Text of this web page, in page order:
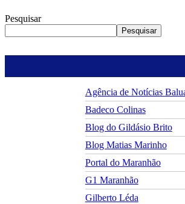
Pesquisar
Pesquisar
Agência de Notícias
Badeco Colinas
Blog do Gildásio Brito
Blog Matias Marinho
Portal do Maranhão
G1 Maranhão
Gilberto Léda